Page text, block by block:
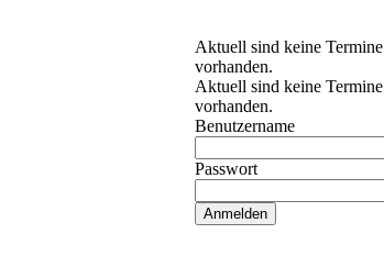
Aktuell sind keine Termine
vorhanden.
Aktuell sind keine Termine
vorhanden.
Benutzername
Passwort